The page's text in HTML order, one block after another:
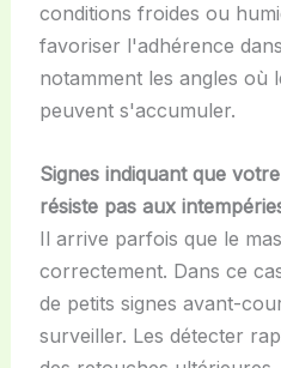
conditions froides ou
favoriser l'adhérence
notamment les angles où
peuvent s'accumuler.
Signes indiquant que
résiste pas aux
Il arrive parfois que le
correctement. Dans ce
de petits signes avant-
surveiller. Les détecter